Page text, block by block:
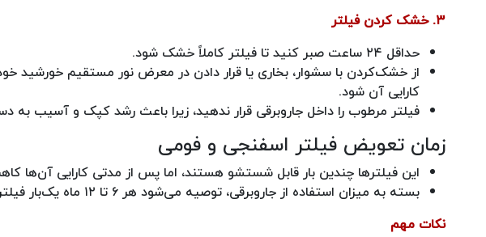
۳. خشک کردن فیلتر
حداقل ۲۴ ساعت صبر کنید تا فیلتر کاملاً خشک شود.
از خشک‌کردن با سشوار، بخاری یا قرار دادن در معرض نور مستقیم خورشید
کارایی آن شود.
فیلتر مرطوب را داخل جاروبرقی قرار ندهید، زیرا باعث رشد کپک و آسیب به
زمان تعویض فیلتر اسفنجی و فومی
این فیلترها چندین بار قابل شستشو هستند، اما پس از مدتی کارایی آن‌ها
بسته به میزان استفاده از جاروبرقی، توصیه می‌شود هر ۶ تا ۱۲ ماه یک‌بار فیلتر را تعویض کنید.
نکات مهم